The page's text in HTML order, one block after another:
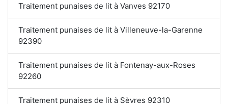
Traitement punaises de lit à Vanves 92170
Traitement punaises de lit à Villeneuve-la-Garenne
92390
Traitement punaises de lit à Fontenay-aux-Roses
92260
Traitement punaises de lit à Sèvres 92310